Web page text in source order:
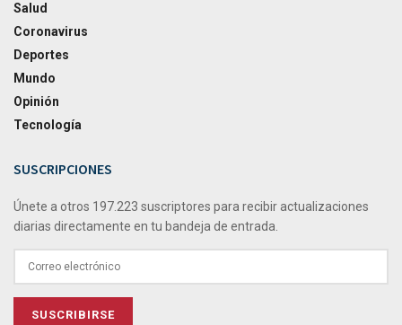
Salud
Coronavirus
Deportes
Mundo
Opinión
Tecnología
SUSCRIPCIONES
Únete a otros 197.223 suscriptores para recibir actualizaciones
diarias directamente en tu bandeja de entrada.